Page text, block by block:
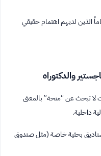
المستهدفة: الطلاب تحت سن 35 عاماً الذين لديهم اهتمام حقيقي
تبحث عن “منحة” بالمعنى
داخلية.
صناديق بحثية خاصة (مثل صندوق